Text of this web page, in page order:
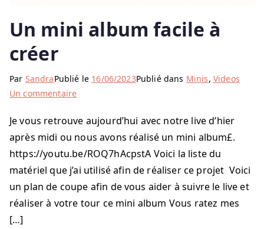
Un mini album facile à
créer
Par SandraPublié le 16/06/2023Publié dans Minis, Videos
Un commentairesur
mini
album
facile
à
créer
Je vous retrouve aujourd’hui avec notre live d’hier
après midi ou nous avons réalisé un mini album£.
https://youtu.be/ROQ7hAcpstA Voici la liste du
matériel que j’ai utilisé afin de réaliser ce projet Voici
un plan de coupe afin de vous aider à suivre le live et
réaliser à votre tour ce mini album Vous ratez mes
[…]